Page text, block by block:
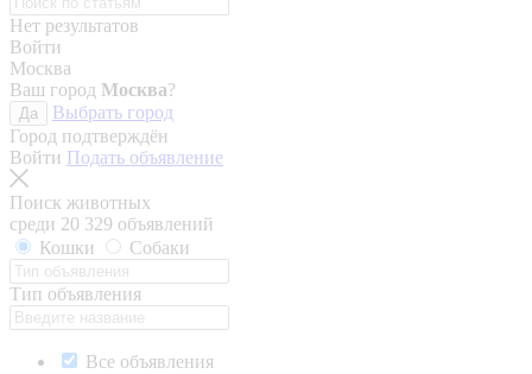
Нет результатов
Войти
Москва
Ваш город Москва?
Да
Выбрать город
Город подтверждён
Войти Подать объявление
Поиск животных
среди 20 329 объявлений
Кошки
Собаки
Тип объявления
Все объявления